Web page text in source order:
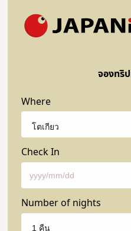
จองทริ
Where
Check In
Number of nights